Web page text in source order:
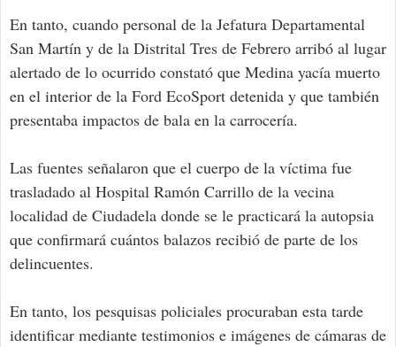
En tanto, cuando personal de la Jefatura Departamental
San Martín y de la Distrital Tres de Febrero arribó al lugar
alertado de lo ocurrido constató que Medina yacía muerto
en el interior de la Ford EcoSport detenida y que también
presentaba impactos de bala en la carrocería.
Las fuentes señalaron que el cuerpo de la víctima fue
trasladado al Hospital Ramón Carrillo de la vecina
localidad de Ciudadela donde se le practicará la autopsia
que confirmará cuántos balazos recibió de parte de los
delincuentes.
En tanto, los pesquisas policiales procuraban esta tarde
identificar mediante testimonios e imágenes de cámaras de